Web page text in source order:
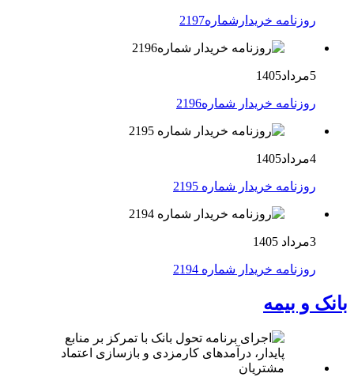
روزنامه خریدارشماره2197
5مرداد1405
روزنامه خریدار شماره2196
4مرداد1405
روزنامه خریدار شماره 2195
3مرداد 1405
روزنامه خریدار شماره 2194
بانک و بیمه